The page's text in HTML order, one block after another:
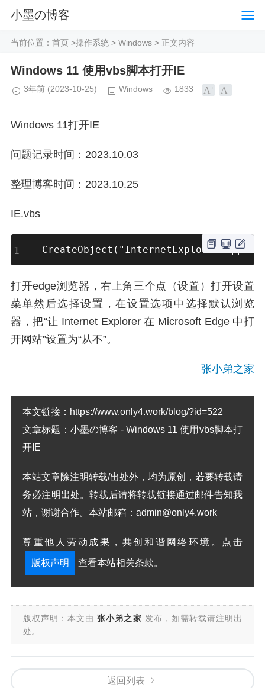
小墨の博客
当前位置： 首页 >操作系统 > Windows > 正文内容
Windows 11 使用vbs脚本打开IE
3年前 (2023-10-25) Windows 1833
Windows 11打开IE
问题记录时间：2023.10.03
整理博客时间：2023.10.25
IE.vbs
打开edge浏览器，右上角三个点（设置）打开设置
菜单然后选择设置，在设置选项中选择默认浏览
器，把“让 Internet Explorer 在 Microsoft Edge 中打
开网站”设置为“从不”。
张小弟之家
本文链接： https://www.only4.work/blog/?id=522
文章标题： 小墨の博客 - Windows 11 使用vbs脚本打
开IE
本站文章除注明转载/出处外，均为原创，若要转载请
务必注明出处。转载后请将转载链接通过邮件告知我
站，谢谢合作。本站邮箱：admin@only4.work
尊重他人劳动成果，共创和谐网络环境。点击
版权声明 查看本站相关条款。
版权声明：本文由 张小弟之家 发布，如需转载请注明出
处。
返回列表